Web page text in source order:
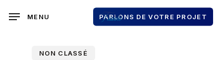
PARLONS DE VOTRE PROJET
MENU
NON CLASSÉ